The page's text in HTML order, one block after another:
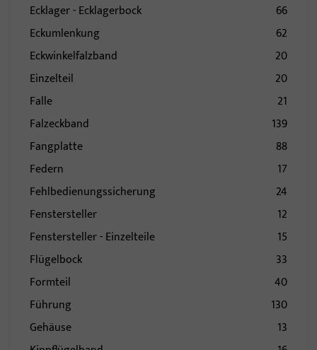
Ecklager - Ecklagerbock
66
Eckumlenkung
62
Eckwinkelfalzband
20
Einzelteil
20
Falle
21
Falzeckband
139
Fangplatte
88
Federn
17
Fehlbedienungssicherung
24
Fenstersteller
12
Fenstersteller - Einzelteile
15
Flügelbock
33
Formteil
40
Führung
130
Gehäuse
13